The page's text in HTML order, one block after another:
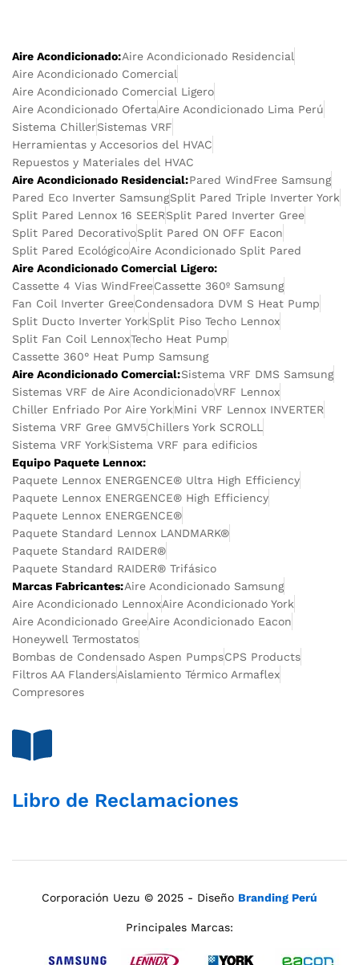
Aire Acondicionado:Aire Acondicionado Residencial
Aire Acondicionado Comercial
Aire Acondicionado Comercial Ligero
Aire Acondicionado OfertaAire Acondicionado Lima Perú
Sistema ChillerSistemas VRF
Herramientas y Accesorios del HVAC
Repuestos y Materiales del HVAC
Aire Acondicionado Residencial:Pared WindFree Samsung
Pared Eco Inverter SamsungSplit Pared Triple Inverter York
Split Pared Lennox 16 SEERSplit Pared Inverter Gree
Split Pared DecorativoSplit Pared ON OFF Eacon
Split Pared EcológicoAire Acondicionado Split Pared
Aire Acondicionado Comercial Ligero:
Cassette 4 Vias WindFreeCassette 360º Samsung
Fan Coil Inverter GreeCondensadora DVM S Heat Pump
Split Ducto Inverter YorkSplit Piso Techo Lennox
Split Fan Coil LennoxTecho Heat Pump
Cassette 360° Heat Pump Samsung
Aire Acondicionado Comercial:Sistema VRF DMS Samsung
Sistemas VRF de Aire AcondicionadoVRF Lennox
Chiller Enfriado Por Aire YorkMini VRF Lennox INVERTER
Sistema VRF Gree GMV5Chillers York SCROLL
Sistema VRF YorkSistema VRF para edificios
Equipo Paquete Lennox:
Paquete Lennox ENERGENCE® Ultra High Efficiency
Paquete Lennox ENERGENCE® High Efficiency
Paquete Lennox ENERGENCE®
Paquete Standard Lennox LANDMARK®
Paquete Standard RAIDER®
Paquete Standard RAIDER® Trifásico
Marcas Fabricantes:Aire Acondicionado Samsung
Aire Acondicionado LennoxAire Acondicionado York
Aire Acondicionado GreeAire Acondicionado Eacon
Honeywell Termostatos
Bombas de Condensado Aspen PumpsCPS Products
Filtros AA FlandersAislamiento Térmico Armaflex
Compresores
Libro de Reclamaciones
Corporación Uezu © 2025 - Diseño Branding Perú
Principales Marcas: